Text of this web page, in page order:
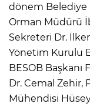
dönem Belediye
Orman Müdürü
Sekreteri Dr.
Yönetim Kurulu
BESOB
Dr. Cemal Zehir,
Mühendisi